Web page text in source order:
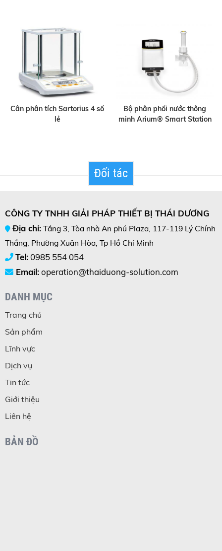
Cân phân tích Sartorius 4 số
lẻ
Bộ phân phối nước thông
minh Arium® Smart Station
Đối tác
CÔNG TY TNHH GIẢI PHÁP THIẾT BỊ THÁI DƯƠNG
Địa chỉ: Tầng 3, Tòa nhà An phú Plaza, 117-119 Lý Chính
Thắng, Phường Xuân Hòa, Tp Hồ Chí Minh
Tel:0985 554 054
Email:operation@thaiduong-solution.com
DANH MỤC
Trang chủ
Sản phẩm
Lĩnh vực
Dịch vụ
Tin tức
Giới thiệu
Liên hệ
BẢN ĐỒ